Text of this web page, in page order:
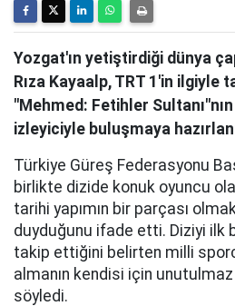
Yozgat'ın yetiştirdiği dünya
Rıza Kayaalp, TRT 1'in ilgiyle
"Mehmed: Fetihler
izleyiciyle buluşmaya
Türkiye Güreş Federasyonu
birlikte dizide konuk oyuncu
tarihi yapımın bir parçası
duyduğunu ifade etti. Diziyi ilk
takip ettiğini belirten milli
almanın kendisi için unutulmaz
söyledi.